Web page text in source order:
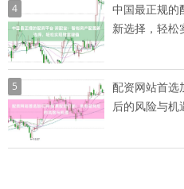
4
中国最正规的
新选择，轻松
5
配资网站首选
后的风险与机